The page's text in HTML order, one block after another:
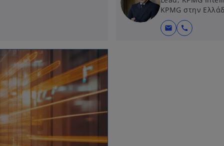
KPMG στην
mail call